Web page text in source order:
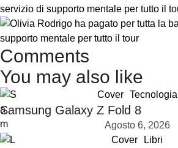
servizio di supporto mentale per tutto il
Comments
You may also like
Cover Tecnologia
Samsung Galaxy Z Fold 8
Agosto 6, 2026
Cover
Libri